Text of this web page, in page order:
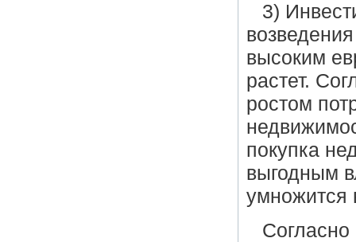
3)
высоким
растет.
ростом
покупка
выгодным
умножится
Согласно